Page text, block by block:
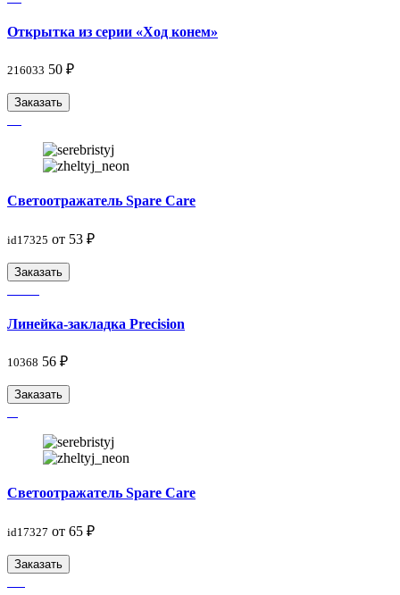
Открытка из серии «Ход конем»
216033 50 ₽
Заказать
Светоотражатель Spare Care
id17325 от 53 ₽
Заказать
Линейка-закладка Precision
10368 56 ₽
Заказать
Светоотражатель Spare Care
id17327 от 65 ₽
Заказать